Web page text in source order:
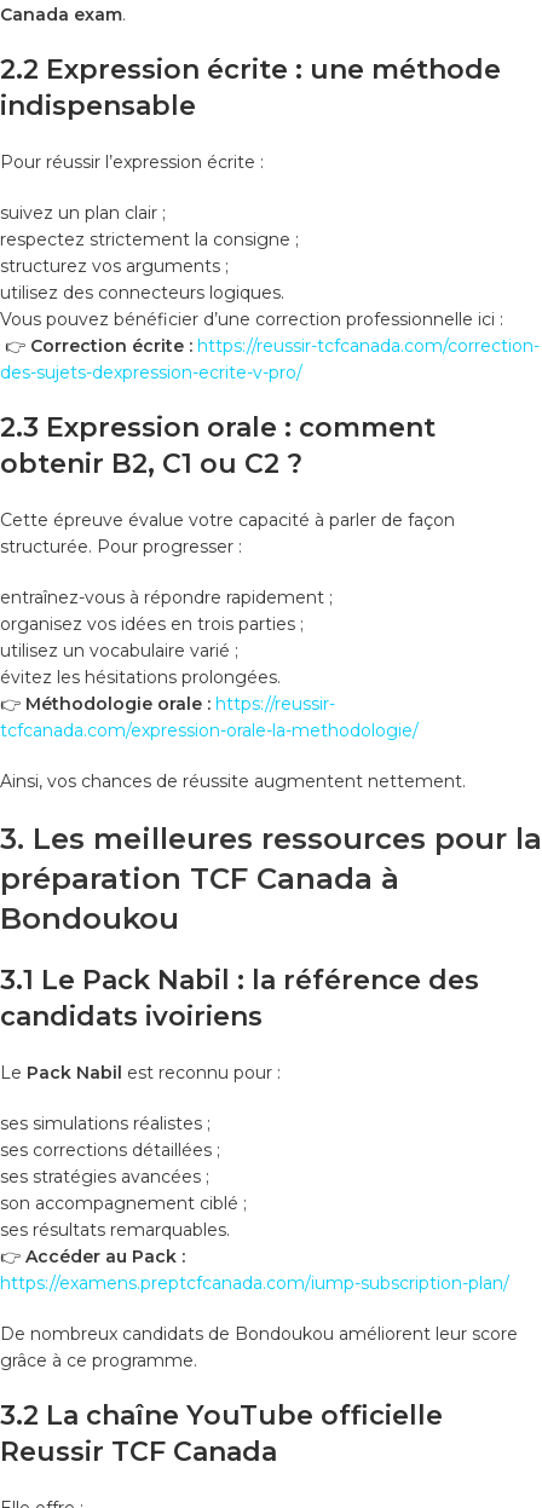
Canada exam.
2.2 Expression écrite : une méthode
indispensable
Pour réussir l’expression écrite :
suivez un plan clair ;
respectez strictement la consigne ;
structurez vos arguments ;
utilisez des connecteurs logiques.
Vous pouvez bénéficier d’une correction professionnelle ici :
👉 Correction écrite : https://reussir-tcfcanada.com/correction-
des-sujets-dexpression-ecrite-v-pro/
2.3 Expression orale : comment
obtenir B2, C1 ou C2 ?
Cette épreuve évalue votre capacité à parler de façon
structurée. Pour progresser :
entraînez-vous à répondre rapidement ;
organisez vos idées en trois parties ;
utilisez un vocabulaire varié ;
évitez les hésitations prolongées.
👉 Méthodologie orale : https://reussir-
tcfcanada.com/expression-orale-la-methodologie/
Ainsi, vos chances de réussite augmentent nettement.
3. Les meilleures ressources pour la
préparation TCF Canada à
Bondoukou
3.1 Le Pack Nabil : la référence des
candidats ivoiriens
Le Pack Nabil est reconnu pour :
ses simulations réalistes ;
ses corrections détaillées ;
ses stratégies avancées ;
son accompagnement ciblé ;
ses résultats remarquables.
👉 Accéder au Pack :
https://examens.preptcfcanada.com/iump-subscription-plan/
De nombreux candidats de Bondoukou améliorent leur score
grâce à ce programme.
3.2 La chaîne YouTube officielle
Reussir TCF Canada